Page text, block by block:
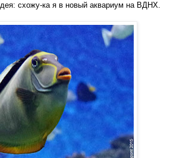
схожу-ка я в новый аквариум на ВДНХ.